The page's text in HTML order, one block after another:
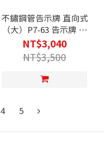
不鏽鋼管告示牌 直向式
（大）P7-63 告示牌 公
佈欄 指示牌 公告牌 牌
子 通知牌 站立式插牌
NT$3,040
NT$3,500
4 5